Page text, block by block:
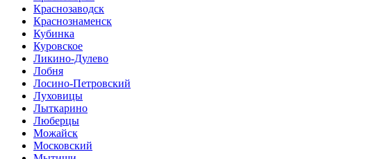
Краснозаводск
Краснознаменск
Кубинка
Куровское
Ликино-Дулево
Лобня
Лосино-Петровский
Луховицы
Лыткарино
Люберцы
Можайск
Московский